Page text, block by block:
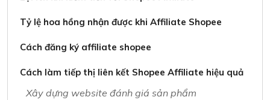
Tỷ lệ hoa hồng nhận được khi Affiliate Shopee
Cách đăng ký affiliate shopee
Cách làm tiếp thị liên kết Shopee Affiliate hiệu quả
Xây dựng website đánh giá sản phẩm